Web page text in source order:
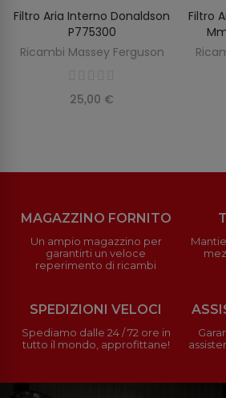
AGGIUNGI AL CARRELLO
Filtro Aria Interno Donaldson
P775300
Ricambi Massey Ferguson
25,00 €
Filtro
MAGAZZINO FORNITO
Un ampio magazzino per
garantirti un veloce
reperimento di ricambi
SPEDIZIONI VELOCI
Spediamo dalle 24 / 72 ore in
tutto il mondo, approfittane!